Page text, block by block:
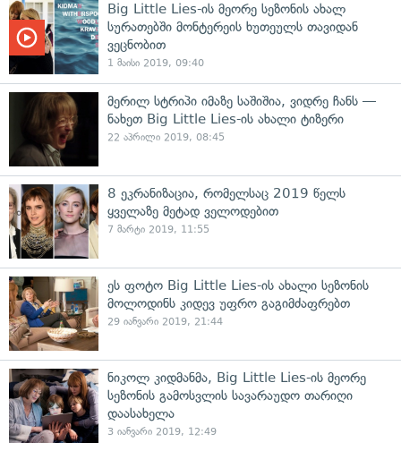
Big Little Lies-ის მეორე სეზონის ახალ
სურათებში მონტერეის ხუთეულს თავიდან
ვეცნობით
1 მაისი 2019, 09:40
მერილ სტრიპი იმაზე საშიშია, ვიდრე ჩანს —
ნახეთ Big Little Lies-ის ახალი ტიზერი
22 აპრილი 2019, 08:45
8 ეკრანიზაცია, რომელსაც 2019 წელს
ყველაზე მეტად ველოდებით
7 მარტი 2019, 11:55
ეს ფოტო Big Little Lies-ის ახალი სეზონის
მოლოდინს კიდევ უფრო გაგიმძაფრებთ
29 იანვარი 2019, 21:44
ნიკოლ კიდმანმა, Big Little Lies-ის მეორე
სეზონის გამოსვლის სავარაუდო თარიღი
დაასახელა
3 იანვარი 2019, 12:49